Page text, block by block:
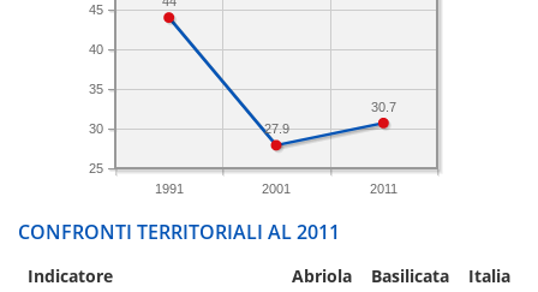
1991 2001 2011
25
30
35
40
45
30.7
27.9
CONFRONTI TERRITORIALI AL 2011
Indicatore Abriola Basilicata Italia